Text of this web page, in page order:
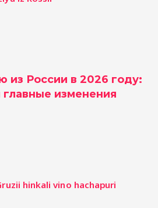
из России в 2026 году:
изменения